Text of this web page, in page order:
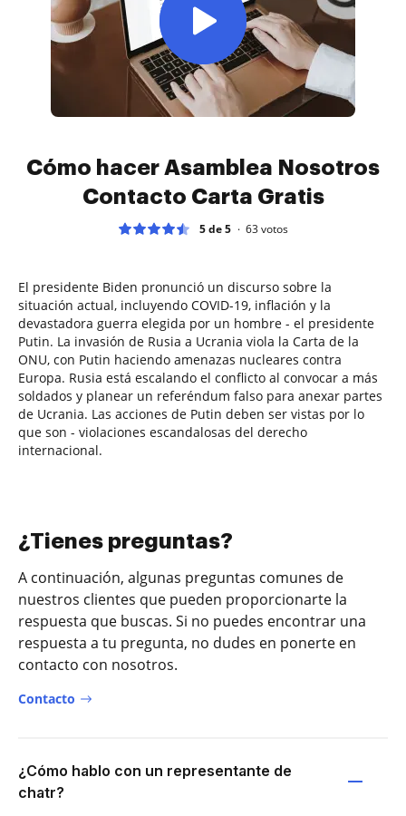
Cómo hacer Asamblea Nosotros
Contacto Carta Gratis
5 de 5 63votos
El presidente Biden pronunció un discurso sobre la
situación actual, incluyendo COVID-19, inflación y la
devastadora guerra elegida por un hombre - el presidente
Putin. La invasión de Rusia a Ucrania viola la Carta de la
ONU, con Putin haciendo amenazas nucleares contra
Europa. Rusia está escalando el conflicto al convocar a más
soldados y planear un referéndum falso para anexar partes
de Ucrania. Las acciones de Putin deben ser vistas por lo
que son - violaciones escandalosas del derecho
internacional.
¿Tienes preguntas?
A continuación, algunas preguntas comunes de
nuestros clientes que pueden proporcionarte la
respuesta que buscas. Si no puedes encontrar una
respuesta a tu pregunta, no dudes en ponerte en
contacto con nosotros.
Contacto
¿Cómo hablo con un representante de
chatr?